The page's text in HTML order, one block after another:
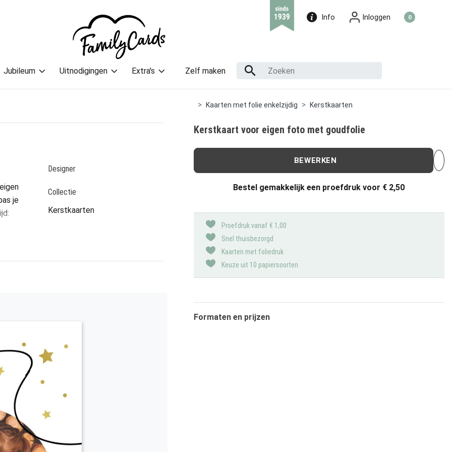
Info Inloggen 0
Jubileum Uitnodigingen Extra's Zelf maken
je
Designer
Collectie
Kerstkaarten
Kaarten met folie enkelzijdig Kerstkaarten
Kerstkaart voor eigen foto met goudfolie
BEWERKEN
Bestel gemakkelijk een proefdruk voor € 2,50
Proefdruk vanaf € 1,00
Snel thuisbezorgd
Kaarten met foliedruk
Keuze uit 10 papiersoorten
Formaten en prijzen